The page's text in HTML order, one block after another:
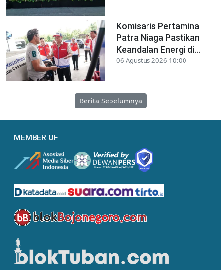
Komisaris Pertamina
Patra Niaga Pastikan
Keandalan Energi di...
06 Agustus 2026 10:00
Berita Sebelumnya
MEMBER OF